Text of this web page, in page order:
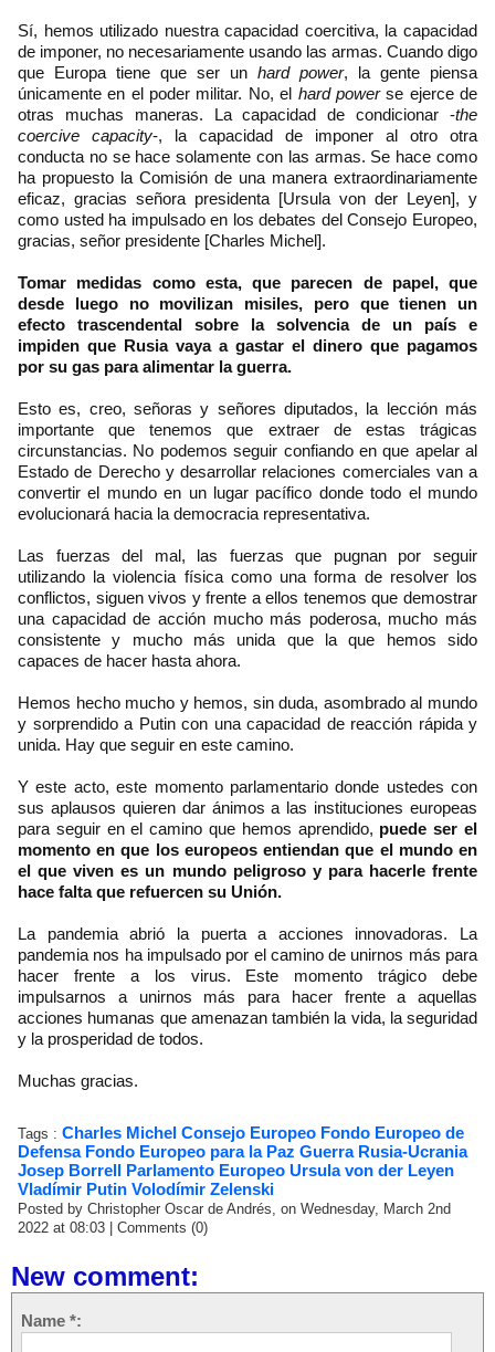
Sí, hemos utilizado nuestra capacidad coercitiva, la capacidad
de imponer, no necesariamente usando las armas. Cuando digo
que Europa tiene que ser un hard power, la gente piensa
únicamente en el poder militar. No, el hard powerse ejerce de
otras muchas maneras. La capacidad de condicionar -the
coercive capacity-, la capacidad de imponer al otro otra
conducta no se hace solamente con las armas. Se hace como
ha propuesto la Comisión de una manera extraordinariamente
eficaz, gracias señora presidenta [Ursula von der Leyen], y
como usted ha impulsado en los debates del Consejo Europeo,
gracias, señor presidente [Charles Michel].
Tomar medidas como esta, que parecen de papel, que
desde luego no movilizan misiles, pero que tienen un
efecto trascendental sobre la solvencia de un país e
impiden que Rusia vaya a gastar el dinero que pagamos
por su gas para alimentar la guerra.
Esto es, creo, señoras y señores diputados, la lección más
importante que tenemos que extraer de estas trágicas
circunstancias. No podemos seguir confiando en que apelar al
Estado de Derecho y desarrollar relaciones comerciales van a
convertir el mundo en un lugar pacífico donde todo el mundo
evolucionará hacia la democracia representativa.
Las fuerzas del mal, las fuerzas que pugnan por seguir
utilizando la violencia física como una forma de resolver los
conflictos, siguen vivos y frente a ellos tenemos que demostrar
una capacidad de acción mucho más poderosa, mucho más
consistente y mucho más unida que la que hemos sido
capaces de hacer hasta ahora.
Hemos hecho mucho y hemos, sin duda, asombrado al mundo
y sorprendido a Putin con una capacidad de reacción rápida y
unida. Hay que seguir en este camino.
Y este acto, este momento parlamentario donde ustedes con
sus aplausos quieren dar ánimos a las instituciones europeas
para seguir en el camino que hemos aprendido, puede ser el
momento en que los europeos entiendan que el mundo en
el que viven es un mundo peligroso y para hacerle frente
hace falta que refuercen su Unión.
La pandemia abrió la puerta a acciones innovadoras. La
pandemia nos ha impulsado por el camino de unirnos más para
hacer frente a los virus. Este momento trágico debe
impulsarnos a unirnos más para hacer frente a aquellas
acciones humanas que amenazan también la vida, la seguridad
y la prosperidad de todos.
Muchas gracias.
Tags : Charles Michel Consejo Europeo Fondo Europeo de
Defensa Fondo Europeo para la Paz Guerra Rusia-Ucrania
Josep Borrell Parlamento Europeo Ursula von der Leyen
Vladímir Putin Volodímir Zelenski
Posted by Christopher Oscar de Andrés, on Wednesday, March 2nd
2022 at 08:03
Comments (0)
New comment:
Name *: